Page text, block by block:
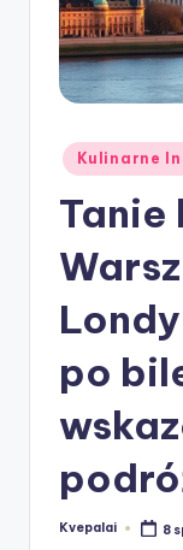
Posted
in
Kulinarne
Tanie
po
Posted
Kvepalai 8